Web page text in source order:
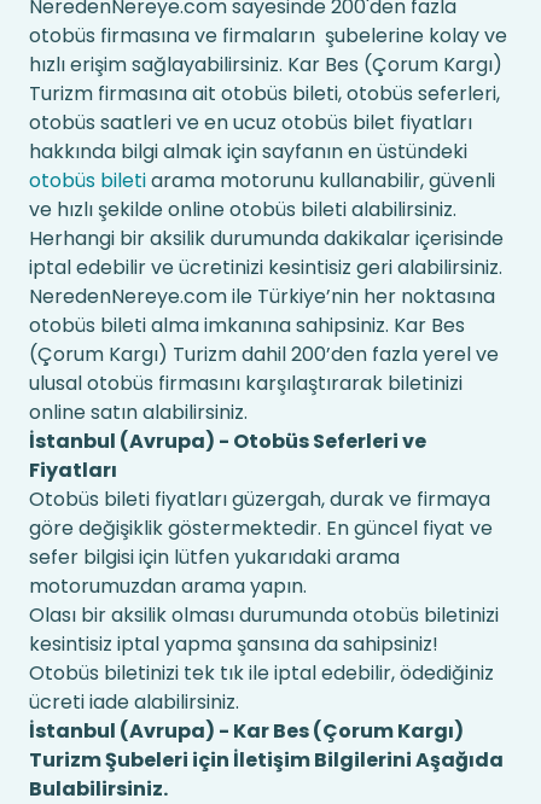
NeredenNereye.com sayesinde 200'den fazla
otobüs firmasına ve firmaların şubelerine kolay ve
hızlı erişim sağlayabilirsiniz. Kar Bes (Çorum Kargı)
Turizm firmasına ait otobüs bileti, otobüs seferleri,
otobüs saatleri ve en ucuz otobüs bilet fiyatları
hakkında bilgi almak için sayfanın en üstündeki
otobüs biletiarama motorunu kullanabilir, güvenli
ve hızlı şekilde online otobüs bileti alabilirsiniz.
Herhangi bir aksilik durumunda dakikalar içerisinde
iptal edebilir ve ücretinizi kesintisiz geri alabilirsiniz.
NeredenNereye.com ile Türkiye’nin her noktasına
otobüs bileti alma imkanına sahipsiniz. Kar Bes
(Çorum Kargı) Turizm dahil 200’den fazla yerel ve
ulusal otobüs firmasını karşılaştırarak biletinizi
online satın alabilirsiniz.
İstanbul (Avrupa) - Otobüs Seferleri ve
Fiyatları
Otobüs bileti fiyatları güzergah, durak ve firmaya
göre değişiklik göstermektedir. En güncel fiyat ve
sefer bilgisi için lütfen yukarıdaki arama
motorumuzdan arama yapın.
Olası bir aksilik olması durumunda otobüs biletinizi
kesintisiz iptal yapma şansına da sahipsiniz!
Otobüs biletinizi tek tık ile iptal edebilir, ödediğiniz
ücreti iade alabilirsiniz.
İstanbul (Avrupa) - Kar Bes (Çorum Kargı)
Turizm Şubeleri için İletişim Bilgilerini Aşağıda
Bulabilirsiniz.